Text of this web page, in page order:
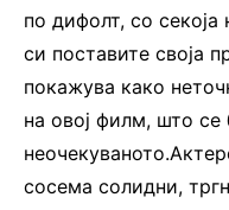
по дифолт, со
си поставите своја
покажува како
на овој филм, што се
сосема солидни,